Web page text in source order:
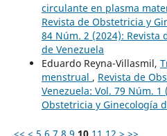
circulante en plasma
Revista de Obstetricia y
84 Núm. 2 (2024): Revista
de Venezuela
Eduardo Reyna-Villasmil,
menstrual , Revista de
Venezuela: Vol. 79 Núm. 1
Obstetricia y Ginecología